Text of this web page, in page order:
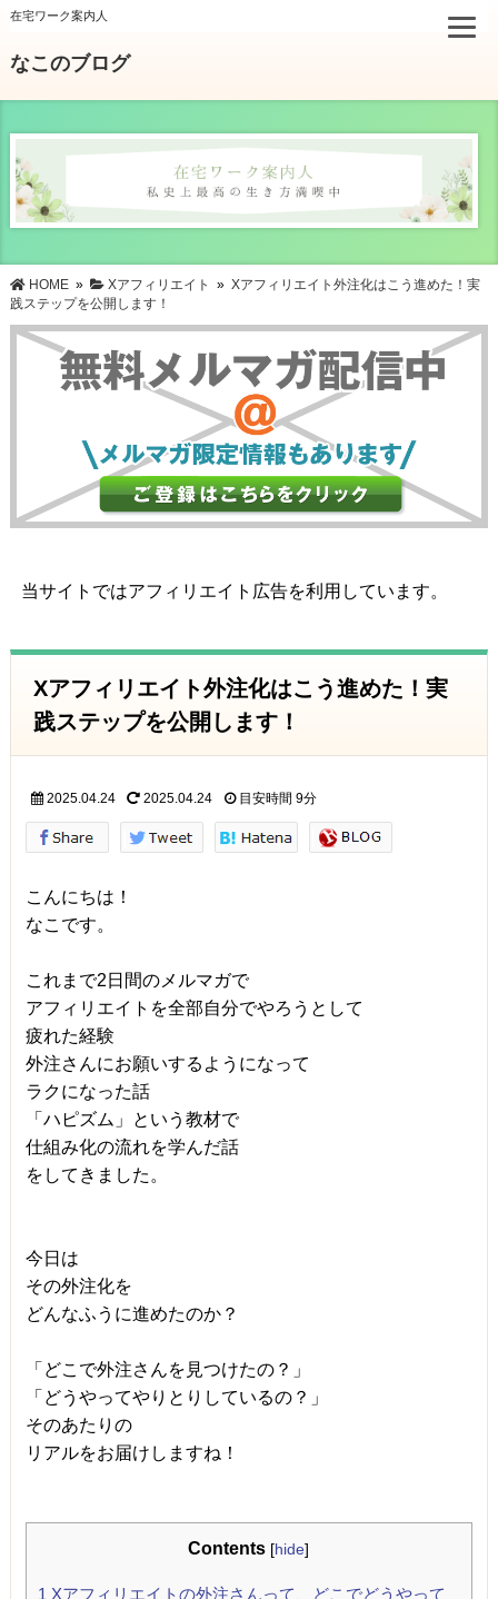
在宅ワーク案内人
なこのブログ
HOME» Xアフィリエイト » Xアフィリエイト外注化はこう進めた！実
践ステップを公開します！
当サイトではアフィリエイト広告を利用しています。
Xアフィリエイト外注化はこう進めた！実
践ステップを公開します！
2025.04.24 2025.04.24 目安時間 9分
こんにちは！
なこです。
これまで2日間のメルマガで
アフィリエイトを全部自分でやろうとして
疲れた経験
外注さんにお願いするようになって
ラクになった話
「ハピズム」という教材で
仕組み化の流れを学んだ話
をしてきました。
今日は
その外注化を
どんなふうに進めたのか？
「どこで外注さんを見つけたの？」
「どうやってやりとりしているの？」
そのあたりの
リアルをお届けしますね！
Contents [hide]
1Xアフィリエイトの外注さんって、どこでどうやって